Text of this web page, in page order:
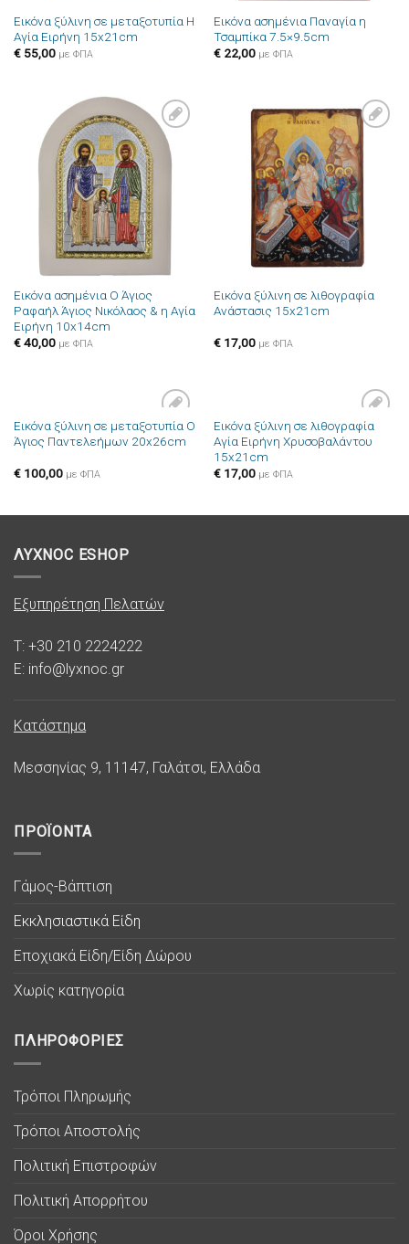
Εικόνα ξύλινη σε μεταξοτυπία Η
Αγία Ειρήνη 15x21cm
€55,00 με ΦΠΑ
Εικόνα ασημένια Παναγία η
Τσαμπίκα 7.5×9.5cm
€22,00 με ΦΠΑ
Πρόσθήκη
στην λίστα
επιθυμιών
Εικόνα ασημένια Ο Άγιος
Ραφαήλ Άγιος Νικόλαος & η Αγία
Ειρήνη 10x14cm
€40,00 με ΦΠΑ
Πρόσθήκη
στην λίστα
επιθυμιών
Εικόνα ξύλινη σε λιθογραφία
Ανάστασις 15x21cm
€17,00 με ΦΠΑ
Πρόσθήκη
στην λίστα
Εικόνα ξύλινη σε μεταξοτυπία Ο
Άγιος Παντελεήμων 20x26cm
€100,00 με ΦΠΑ
Πρόσθήκη
στην λίστα
Εικόνα ξύλινη σε λιθογραφία
Αγία Ειρήνη Χρυσοβαλάντου
15x21cm
€17,00 με ΦΠΑ
ΛΥΧΝΟC ESHOP
Εξυπηρέτηση Πελατών
T: +30 210 2224222
E: info@lyxnoc.gr
Κατάστημα
Μεσσηνίας 9, 11147, Γαλάτσι, Ελλάδα
ΠΡΟΪΟΝΤΑ
Γάμος-Βάπτιση
Εκκλησιαστικά Είδη
Εποχιακά Είδη/Είδη Δώρου
Χωρίς κατηγορία
ΠΛΗΡΟΦΟΡΙΕΣ
Τρόποι Πληρωμής
Τρόποι Αποστολής
Πολιτική Επιστροφών
Πολιτική Απορρήτου
Όροι Χρήσης